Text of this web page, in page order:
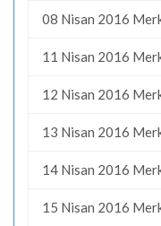
08 Nisan 2016
11 Nisan 2016
12 Nisan 2016
13 Nisan 2016
14 Nisan 2016
15 Nisan 2016